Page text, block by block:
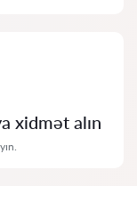
xidmət alın